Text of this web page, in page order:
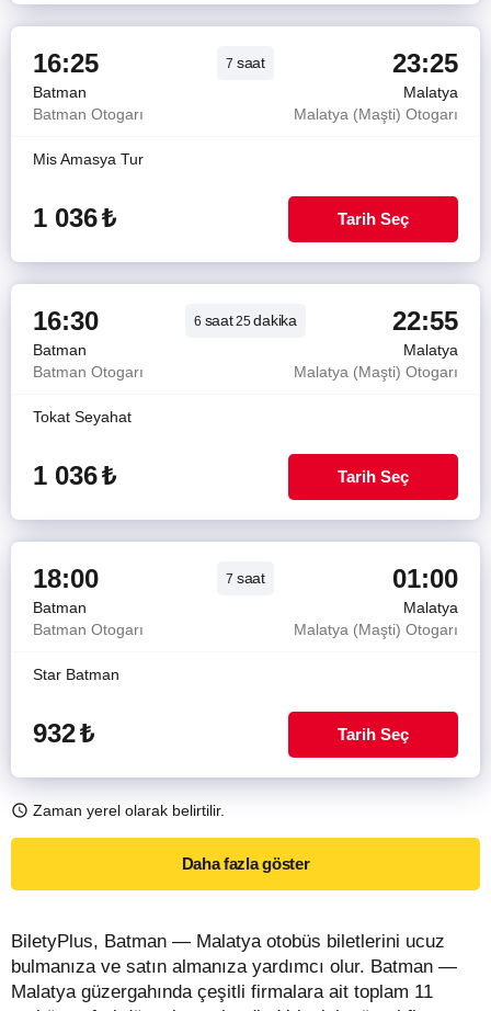
16:25 7 saat 23:25
Batman
Malatya
Batman Otogarı
Malatya (Maşti) Otogarı
Mis Amasya Tur
1 036₺ Tarih Seç
16:30 6 saat25dakika 22:55
Batman
Malatya
Batman Otogarı
Malatya (Maşti) Otogarı
Tokat Seyahat
1 036₺ Tarih Seç
18:00 7 saat 01:00
Batman
Malatya
Batman Otogarı
Malatya (Maşti) Otogarı
Star Batman
932₺ Tarih Seç
Zaman yerel olarak belirtilir.
Daha fazla göster
BiletyPlus, Batman — Malatya otobüs biletlerini ucuz
bulmanıza ve satın almanıza yardımcı olur. Batman —
Malatya güzergahında çeşitli firmalara ait toplam 11